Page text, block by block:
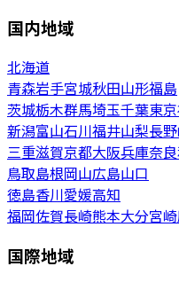
国内地域
北海道
青森岩手宮城秋田山形福島
茨城栃木群馬埼玉千葉東京
新潟富山石川福井山梨長野
三重滋賀京都大阪兵庫奈良
鳥取島根岡山広島山口
徳島香川愛媛高知
福岡佐賀長崎熊本大分宮崎
国際地域